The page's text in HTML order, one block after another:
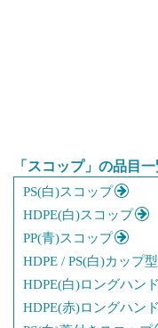
「スコップ」の品目
PS(白)スコップ
HDPE(白)スコップ
PP(青)スコップ
HDPE / PS(白)カップ
HDPE(白)ロングハン
HDPE(赤)ロングハン